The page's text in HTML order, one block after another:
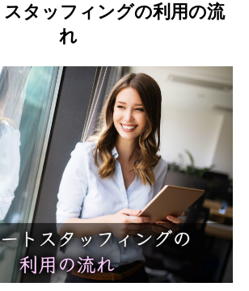
スタッフィングの利用の流
れ